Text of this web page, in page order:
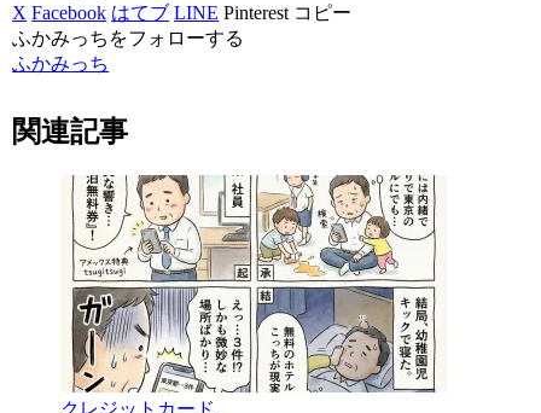
X Facebook はてブ LINE Pinterest コピー
ふかみっちをフォローする
ふかみっち
関連記事
クレジットカード